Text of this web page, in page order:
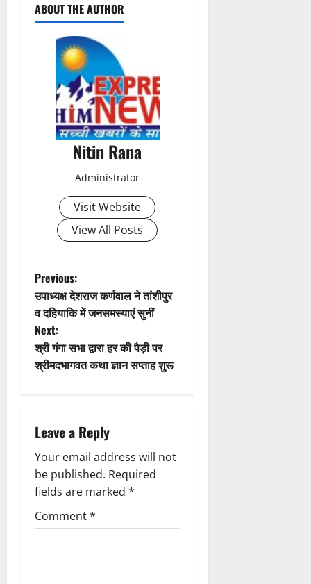
o
t
i
o
n
ABOUT THE AUTHOR
Nitin Rana
Administrator
Visit Website
View All Posts
P
o
s
t
a
v
i
g
Previous:
उपाध्यक्ष देशराज कर्णवाल ने तांशीपुर
व दहियाकि में जनसमस्याएं सुनीं
Next:
श्री गंगा सभा द्वारा हर की पैड़ी पर
श्रीमदभागवत कथा ज्ञान सप्ताह शुरू
Leave a Reply
Your email address will not
be published. Required
fields are marked *
Comment*